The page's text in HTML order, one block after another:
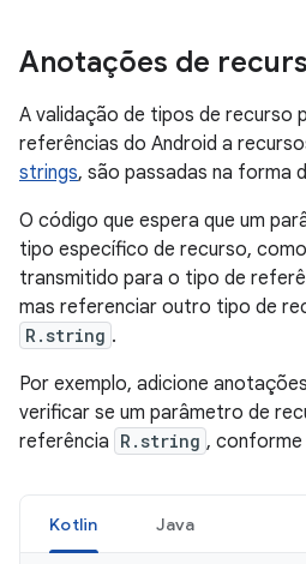
Anotações de
A validação de tipos de recurso
referências do Android a
strings, são passadas na forma
O código que espera que um
tipo específico de recurso, como
transmitido para o tipo de
mas referenciar outro tipo de
R.string .
Por exemplo, adicione anotações
verificar se um parâmetro de
referência R.string , conforme
Kotlin Java